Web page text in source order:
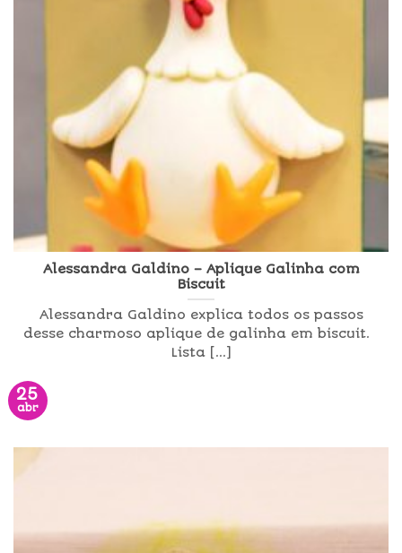
Alessandra Galdino – Aplique Galinha com
Biscuit
Alessandra Galdino explica todos os passos
desse charmoso aplique de galinha em biscuit.
Lista [...]
25
abr